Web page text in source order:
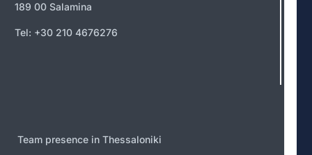
189 00 Salamina
Tel: +30 210 4676276
Team presence in Thessaloniki